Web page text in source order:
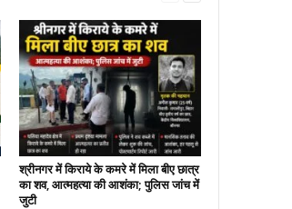
श्रीनगर में किराये के कमरे में मिला बीए छात्र
का शव, आत्महत्या की आशंका; पुलिस जांच में
जुटी